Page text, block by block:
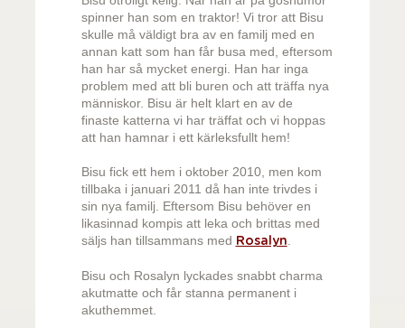
spinner han som en traktor! Vi tror att Bisu
skulle må väldigt bra av en familj med en
annan katt som han får busa med, eftersom
han har så mycket energi. Han har inga
problem med att bli buren och att träffa nya
människor. Bisu är helt klart en av de
finaste katterna vi har träffat och vi hoppas
att han hamnar i ett kärleksfullt hem!
Bisu fick ett hem i oktober 2010, men kom
tillbaka i januari 2011 då han inte trivdes i
sin nya familj. Eftersom Bisu behöver en
likasinnad kompis att leka och brittas med
säljs han tillsammans med Rosalyn
Bisu och Rosalyn lyckades snabbt charma
akutmatte och får stanna permanent i
akuthemmet.